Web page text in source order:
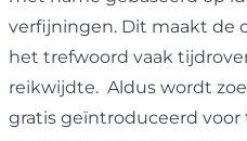
verfijningen. Dit maakt de
het trefwoord vaak
reikwijdte. Aldus wordt
gratis geïntroduceerd